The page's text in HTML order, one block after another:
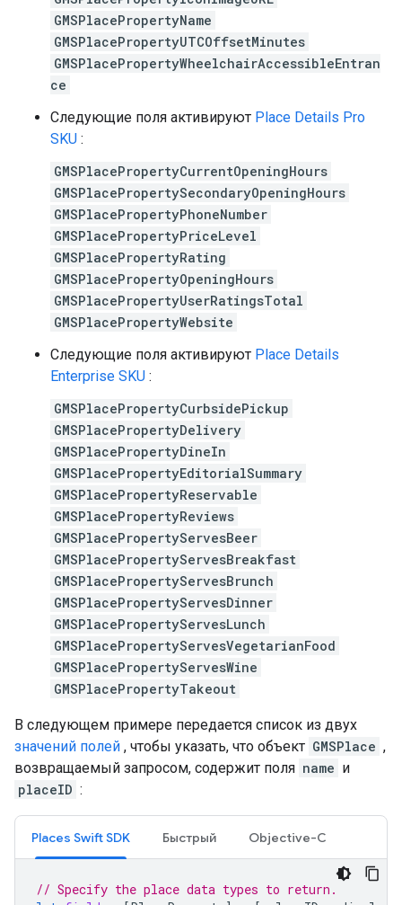
GMSPlacePropertyName
GMSPlacePropertyUTCOffsetMinutes
GMSPlacePropertyWheelchairAccessibleEntran
ce
Следующие поля активируют Place Details Pro
SKU :
GMSPlacePropertyCurrentOpeningHours
GMSPlacePropertySecondaryOpeningHours
GMSPlacePropertyPhoneNumber
GMSPlacePropertyPriceLevel
GMSPlacePropertyRating
GMSPlacePropertyOpeningHours
GMSPlacePropertyUserRatingsTotal
GMSPlacePropertyWebsite
Следующие поля активируют Place Details
Enterprise SKU :
GMSPlacePropertyCurbsidePickup
GMSPlacePropertyDelivery
GMSPlacePropertyDineIn
GMSPlacePropertyEditorialSummary
GMSPlacePropertyReservable
GMSPlacePropertyReviews
GMSPlacePropertyServesBeer
GMSPlacePropertyServesBreakfast
GMSPlacePropertyServesBrunch
GMSPlacePropertyServesDinner
GMSPlacePropertyServesLunch
GMSPlacePropertyServesVegetarianFood
GMSPlacePropertyServesWine
GMSPlacePropertyTakeout
В следующем примере передается список из двух
значений полей , чтобы указать, что объект GMSPlace ,
возвращаемый запросом, содержит поля name и
placeID :
Places Swift SDK Быстрый Objective-C
// Specify the place data types to return.